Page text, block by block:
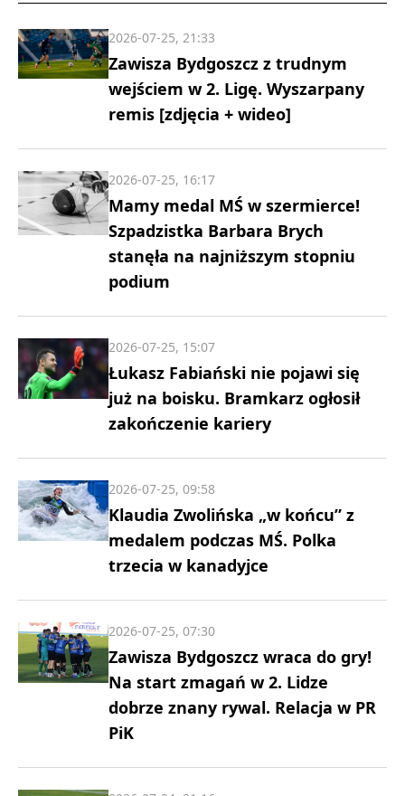
Zawisza Bydgoszcz z trudnym
wejściem w 2. Ligę. Wyszarpany
remis [zdjęcia + wideo]
2026-07-25, 21:33
Mamy medal MŚ w szermierce!
Szpadzistka Barbara Brych
stanęła na najniższym stopniu
podium
2026-07-25, 16:17
Łukasz Fabiański nie pojawi się
już na boisku. Bramkarz ogłosił
zakończenie kariery
2026-07-25, 15:07
Klaudia Zwolińska „w końcu” z
medalem podczas MŚ. Polka
trzecia w kanadyjce
2026-07-25, 09:58
Zawisza Bydgoszcz wraca do gry!
Na start zmagań w 2. Lidze
dobrze znany rywal. Relacja w PR
PiK
2026-07-25, 07:30